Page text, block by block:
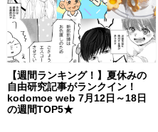
【週間ランキング！】夏休みの
自由研究記事がランクイン！
kodomoe web 7月12日～18日
の週間TOP5★